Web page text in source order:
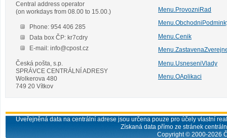
Central address operator
(on workdays from 08.00 to 15.00.)
Phone: 954 406 285
Data box ČP: kr7cdry
E-mail: info@cpost.cz
Česká pošta, s.p.
SPRÁVCE CENTRÁLNÍ ADRESY
Wolkerova 480
749 20 Vítkov
Menu.ProvozniRad
Menu.Cenik
Menu.UsneseniVlady
Menu.OAplikaci
Uveřejněná data na centrální adrese jsou určena pouze pro účely vlastní
Získaná data přímo ze stránek
Copyright © 2000-2026